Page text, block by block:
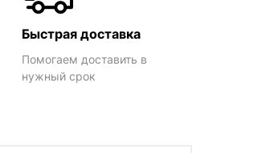
Быстрая доставка
Помогаем доставить в
нужный срок